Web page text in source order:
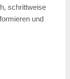
schrittweise
und